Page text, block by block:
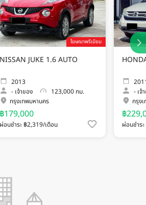
โฆษณาพรีเมียม
NISSAN JUKE 1.6 AUTO
2013
- เจ้าของ
123,000 กม.
กรุงเทพมหานคร
฿179,000
ผ่อนชำระ ฿2,319/เดือน
- เจ้
กรุง
฿
ผ่อนชำร